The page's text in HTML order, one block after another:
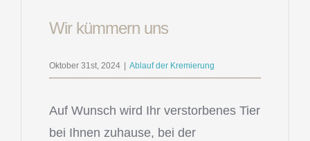
Wir kümmern uns
Oktober 31st, 2024 | Ablauf der Kremierung
Auf Wunsch wird Ihr verstorbenes Tier
bei Ihnen zuhause, bei der